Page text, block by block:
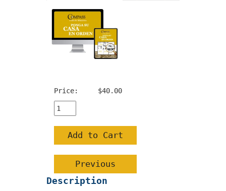
Price: $40.00
Description